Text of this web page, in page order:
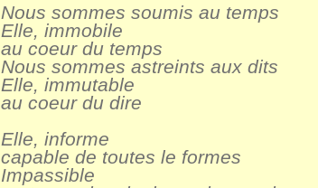
Nous sommes soumis au temps
Elle, immobile
au coeur du temps
Nous sommes astreints aux dits
Elle, immutable
au coeur du dire
Elle, informe
capable de toutes le formes
Impassible